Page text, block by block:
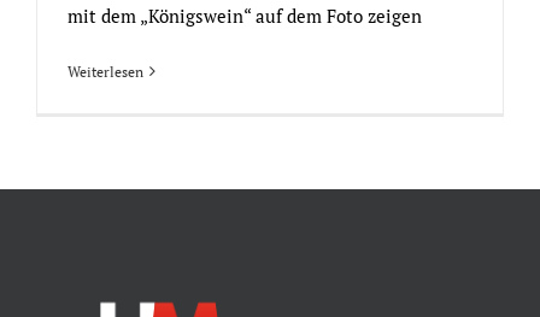
mit dem „Königswein“ auf dem Foto zeigen
Weiterlesen